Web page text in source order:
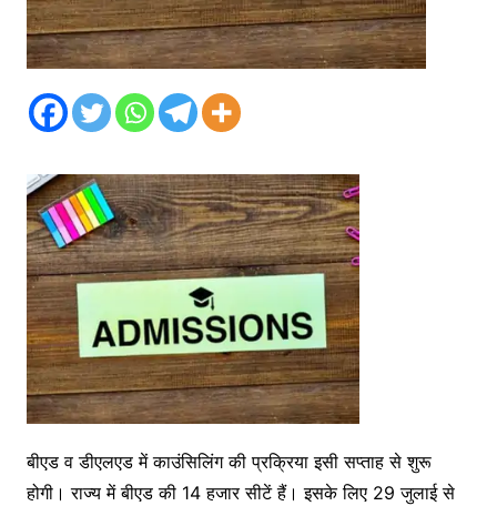
बीएड व डीएलएड में काउंसिलिंग की प्रक्रिया इसी सप्ताह से शुरू
होगी। राज्य में बीएड की 14 हजार सीटें हैं। इसके लिए 29 जुलाई से